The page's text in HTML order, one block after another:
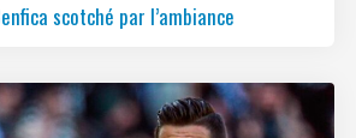
scotché par l’ambiance